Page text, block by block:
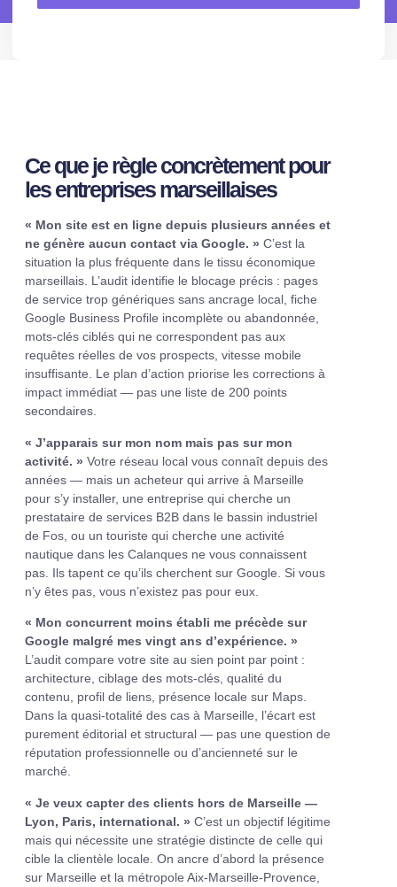
Ce que je règle concrètement pour
les entreprises marseillaises
« Mon site est en ligne depuis plusieurs années et
ne génère aucun contact via Google. » C’est la
situation la plus fréquente dans le tissu économique
marseillais. L’audit identifie le blocage précis : pages
de service trop génériques sans ancrage local, fiche
Google Business Profile incomplète ou abandonnée,
mots-clés ciblés qui ne correspondent pas aux
requêtes réelles de vos prospects, vitesse mobile
insuffisante. Le plan d’action priorise les corrections à
impact immédiat — pas une liste de 200 points
secondaires.
« J’apparais sur mon nom mais pas sur mon
activité. » Votre réseau local vous connaît depuis des
années — mais un acheteur qui arrive à Marseille
pour s’y installer, une entreprise qui cherche un
prestataire de services B2B dans le bassin industriel
de Fos, ou un touriste qui cherche une activité
nautique dans les Calanques ne vous connaissent
pas. Ils tapent ce qu’ils cherchent sur Google. Si vous
n’y êtes pas, vous n’existez pas pour eux.
« Mon concurrent moins établi me précède sur
Google malgré mes vingt ans d’expérience. »
L’audit compare votre site au sien point par point :
architecture, ciblage des mots-clés, qualité du
contenu, profil de liens, présence locale sur Maps.
Dans la quasi-totalité des cas à Marseille, l’écart est
purement éditorial et structural — pas une question de
réputation professionnelle ou d’ancienneté sur le
marché.
« Je veux capter des clients hors de Marseille —
Lyon, Paris, international. » C’est un objectif légitime
mais qui nécessite une stratégie distincte de celle qui
cible la clientèle locale. On ancre d’abord la présence
sur Marseille et la métropole Aix-Marseille-Provence,